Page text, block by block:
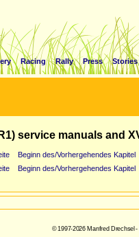
Racing Rally Press Stories
service manuals and
Beginn des/Vorhergehendes Kapitel
Beginn des/Vorhergehendes Kapitel
© 1997-2026 Manfred Drechsel